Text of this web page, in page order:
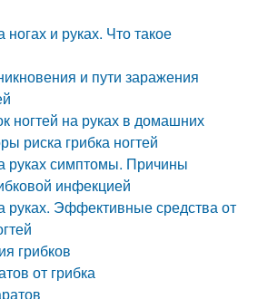
ногах и руках. Что такое
и пути заражения
ногтей на руках в домашних
риска грибка ногтей
руках симптомы. Причины
инфекцией
руках. Эффективные средства от
грибков
от грибка